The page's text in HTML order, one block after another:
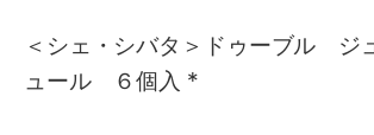
＜シェ・シバタ＞ドゥーブル
ュール ６個入 *